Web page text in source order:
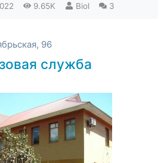
9.65K Biol 3
96
служба